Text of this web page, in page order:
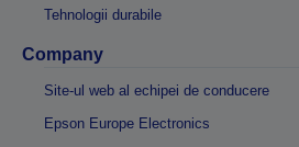
Tehnologii durabile
Company
Site-ul web al echipei de conducere
Epson Europe Electronics